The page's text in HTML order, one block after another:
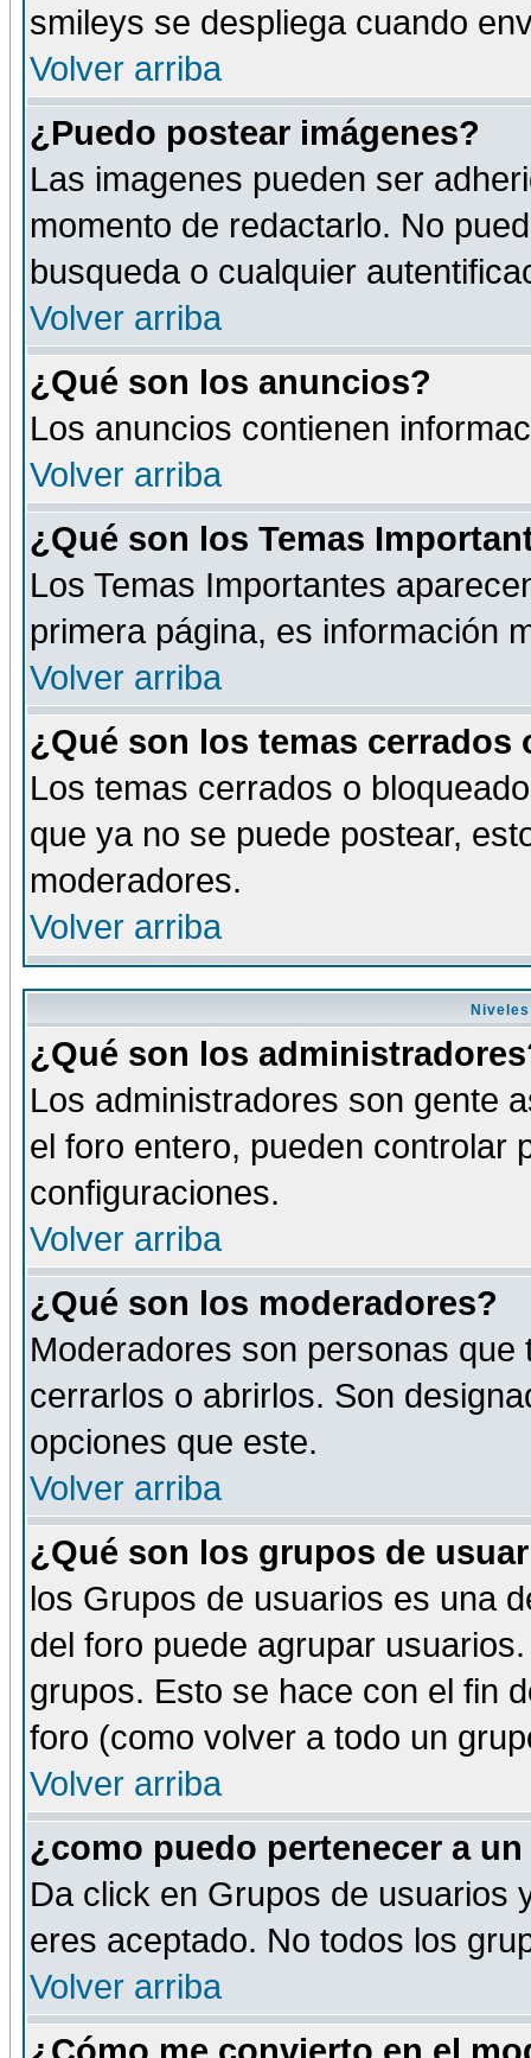
smileys se despliega cuando
Volver arriba
¿Puedo postear imágenes?
Las imagenes pueden ser
momento de redactarlo. No
busqueda o cualquier
Volver arriba
¿Qué son los anuncios?
Los anuncios contienen
Volver arriba
¿Qué son los Temas
Los Temas Importantes
primera página, es información
Volver arriba
¿Qué son los temas cerrados
Los temas cerrados o
que ya no se puede postear,
moderadores.
Volver arriba
¿Qué son los
Los administradores son gente
el foro entero, pueden controlar
configuraciones.
Volver arriba
¿Qué son los moderadores?
Moderadores son personas
cerrarlos o abrirlos. Son
opciones que este.
Volver arriba
¿Qué son los grupos de
los Grupos de usuarios es una
del foro puede agrupar
grupos. Esto se hace con el fin
foro (como volver a todo un
Volver arriba
¿como puedo pertenecer a
Da click en Grupos de usuarios
eres aceptado. No todos los
Volver arriba